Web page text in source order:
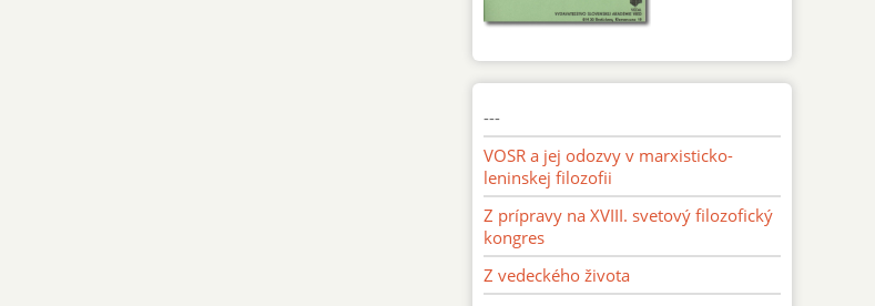
---
VOSR a jej odozvy v marxisticko-
leninskej filozofii
Z prípravy na XVIII. svetový filozofický
kongres
Z vedeckého života